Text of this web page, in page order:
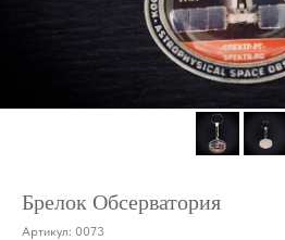
Брелок Обсерватория
Артикул: 0073